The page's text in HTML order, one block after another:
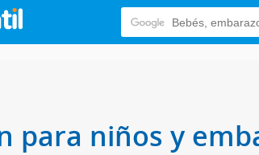
para niños y